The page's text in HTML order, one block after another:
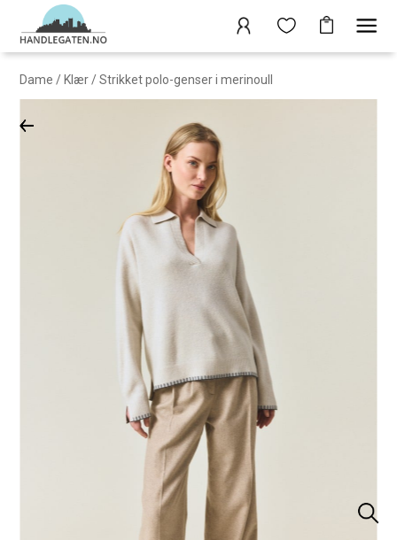
Dame / Klær /Strikket polo-genser i merinoull